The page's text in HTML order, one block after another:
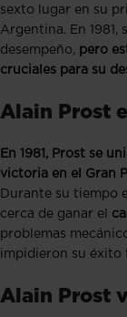
sexto lugar en su
Argentina. En
desempeño, pero
cruciales para su
Alain Prost
En 1981, Prost se
victoria en el Gran
Durante su tiempo
cerca de ganar el
problemas
impidieron su éxito
Alain Prost